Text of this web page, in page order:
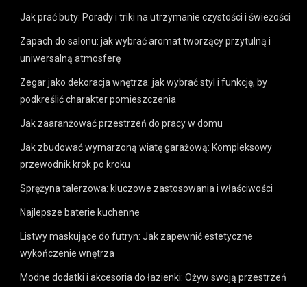
Jak prać buty: Porady i triki na utrzymanie czystości i świeżości
Zapach do salonu: jak wybrać aromat tworzący przytulną i
uniwersalną atmosferę
Zegar jako dekoracja wnętrza: jak wybrać styl i funkcję, by
podkreślić charakter pomieszczenia
Jak zaaranżować przestrzeń do pracy w domu
Jak zbudować wymarzoną wiatę garażową: Kompleksowy
przewodnik krok po kroku
Sprężyna talerzowa: kluczowe zastosowania i właściwości
Najlepsze baterie kuchenne
Listwy maskujące do futryn: Jak zapewnić estetyczne
wykończenie wnętrza
Modne dodatki i akcesoria do łazienki: Ożyw swoją przestrzeń